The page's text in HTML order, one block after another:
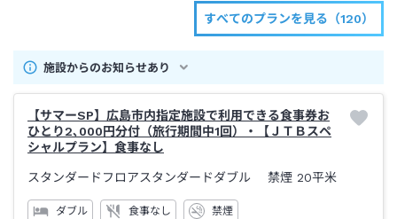
すべてのプランを見る（120）
施設からのお知らせあり
【サマーSP】広島市内指定施設で利用できる食事券お
ひとり2､000円分付（旅行期間中1回）・【ＪＴＢスペ
シャルプラン】食事なし
スタンダードフロアスタンダードダブル 禁煙 20平米
ダブル 食事なし 禁煙